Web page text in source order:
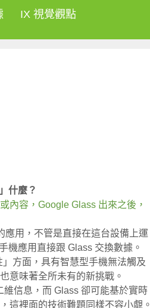
IX 視覺觀點
什麼？
內容，Google Glass 出來之後，
用，不管是直接在這台設備上運
機應用直接跟 Glass 交換數據。
方面，具有智慧型手機無法觸及
意味著全所未有的新挑戰。
信息，而 Glass 卻可能基於實時
這裡面的技術難題同樣不容小覷。